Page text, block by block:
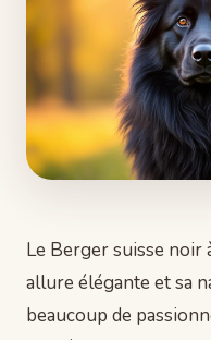
Le Berger suisse noir
allure élégante et sa
beaucoup de